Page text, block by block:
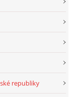
republiky